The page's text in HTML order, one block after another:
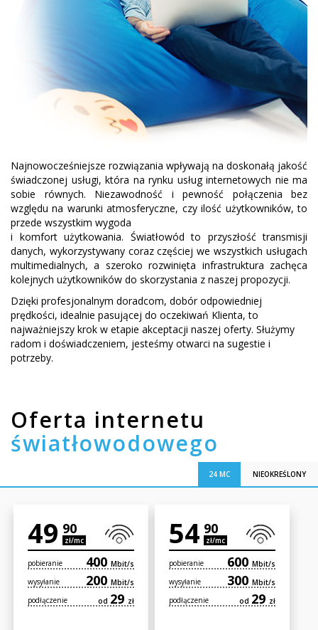
Najnowocześniejsze rozwiązania wpływają na doskonałą jakość
świadczonej usługi, która na rynku usług internetowych nie ma
sobie równych. Niezawodność i pewność połączenia bez
względu na warunki atmosferyczne, czy ilość użytkowników, to
przede wszystkim wygoda
i komfort użytkowania. Światłowód to przyszłość transmisji
danych, wykorzystywany coraz częściej we wszystkich usługach
multimedialnych, a szeroko rozwinięta infrastruktura zachęca
kolejnych użytkowników do skorzystania z naszej propozycji.
Dzięki profesjonalnym doradcom, dobór odpowiedniej
prędkości, idealnie pasującej do oczekiwań Klienta, to
najważniejszy krok w etapie akceptacji naszej oferty. Służymy
radom i doświadczeniem, jesteśmy otwarci na sugestie i
potrzeby.
Oferta internetu
światłowodowego
NIEOKREŚLONY
24 MC
4990
zł/mc
pobieranie 400Mbit/s
wysyłanie
200Mbit/s
podłączenie
od 29 zł
5490
zł/mc
pobieranie 600 Mbit/s
wysyłanie
300 Mbit/s
podłączenie
od 29 zł